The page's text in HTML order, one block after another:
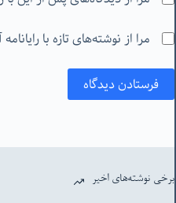
مرا از نوشته‌های تازه با
فرستادن دیدگاه
برخی نوشته‌های اخیر